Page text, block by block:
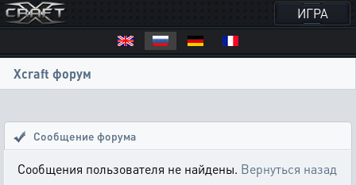
ИГРА
Xcraft форум
Сообщение форума
Сообщения пользователя не найдены. Вернуться назад